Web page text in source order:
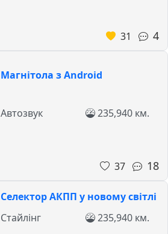
31 4
Магнітола з Android
Автозвук 235,940 км.
37 18
Селектор АКПП у новому світлі
Стайлінг
235,940 км.